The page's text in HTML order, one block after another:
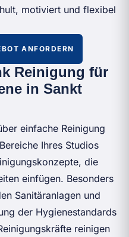
motiviert und flexibel
ANFORDERN
Reinigung für
in Sankt
einfache Reinigung
Ihres Studios
die
einfügen. Besonders
Sanitäranlagen und
der Hygienestandards
reinigen